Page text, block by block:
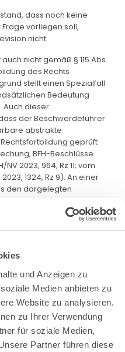
und Anzeigen zu
Medien anbieten zu
Website zu analysieren.
zu Ihrer Verwendung
für soziale Medien,
Partner führen diese
dass noch keine
Frage vorliegen soll,
nicht.
nicht gemäß § 115 Abs.
des Rechts
stellt einen Spezialfall
Bedeutung
Auch dieser
der Beschwerdeführer
abstrakte
geprüft
BFH-Beschlüsse
NV 2023, 964, Rz 11; vom
1324, Rz 9). An einer
den dargelegten